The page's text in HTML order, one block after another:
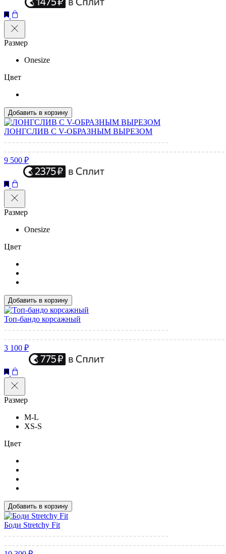
Размер
Onesize
Цвет
Добавить в корзину
ЛОНГСЛИВ С V-ОБРАЗНЫМ ВЫРЕЗОМ
9 500 ₽
Размер
Onesize
Цвет
Добавить в корзину
Топ-бандо корсажный
3 100 ₽
Размер
M-L
XS-S
Цвет
Добавить в корзину
Боди Stretchy Fit